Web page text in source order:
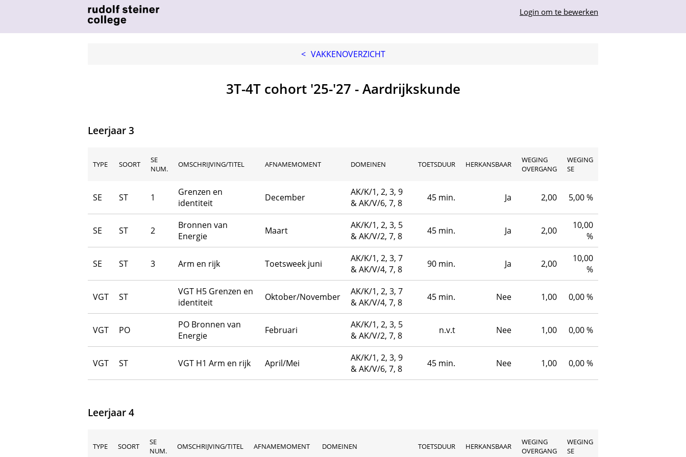
Login om te bewerken
< VAKKENOVERZICHT
3T-4T cohort '25-'27 - Aardrijkskunde
Leerjaar 3
TYPE SOORT
SE
NUM.
OMSCHRIJVING/TITEL AFNAMEMOMENT DOMEINEN TOETSDUUR HERKANSBAAR
WEGING
OVERGANG
WEGING
SE
SE ST 1
Grenzen en
identiteit
December
AK/K/1, 2, 3, 9
& AK/V/6, 7, 8
45 min. Ja 2,00 5,00 %
SE ST 2
Bronnen van
Energie
Maart
AK/K/1, 2, 3, 5
& AK/V/2, 7, 8
45 min. Ja 2,00
10,00
%
SE ST 3 Arm en rijk Toetsweek juni
AK/K/1, 2, 3, 7
& AK/V/4, 7, 8
90 min. Ja 2,00
10,00
%
VGT ST
VGT H5 Grenzen en
identiteit
Oktober/November
AK/K/1, 2, 3, 7
& AK/V/4, 7, 8
45 min. Nee 1,00 0,00 %
VGT PO
PO Bronnen van
Energie
Februari
AK/K/1, 2, 3, 5
& AK/V/2, 7, 8
n.v.t Nee 1,00 0,00 %
VGT ST VGT H1 Arm en rijk April/Mei
AK/K/1, 2, 3, 9
& AK/V/6, 7, 8
45 min. Nee 1,00 0,00 %
Leerjaar 4
TYPE SOORT
SE
NUM.
OMSCHRIJVING/TITEL AFNAMEMOMENT DOMEINEN TOETSDUUR HERKANSBAAR
WEGING
OVERGANG
WEGING
SE